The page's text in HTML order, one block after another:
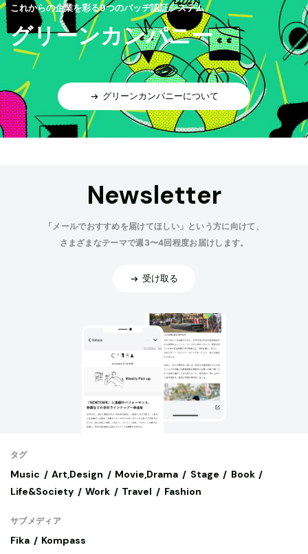
これからの企業を彩る9つのバッヂ認証システム
グリーンカンパニー
グリーンカンパニーについて
Newsletter
「メールでおすすめを届けてほしい」という方に向けて、
さまざまなテーマで週3〜4回程度お届けします。
受け取る
タグ
Music Art,Design Movie,Drama Stage
Book
Life&Society
Work Travel Fashion
サブメディア
Fika Kompass